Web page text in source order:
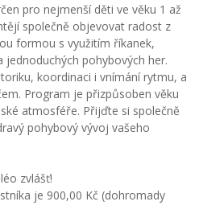
pro nejmenší děti ve věku 1 až
společně objevovat radost z
formou s využitím říkanek,
pohybových her.
koordinaci i vnímání rytmu, a
Program je přizpůsoben věku
atmosféře. Přijďte si společně
pohybový vývoj vašeho
zvlášť!
je 900,00 Kč (dohromady